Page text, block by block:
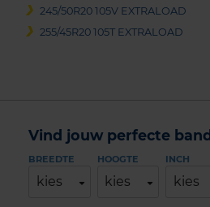
245/50R20 105V EXTRALOAD
255/45R20 105T EXTRALOAD
Vind jouw perfecte band
BREEDTE
kies
HOOGTE
kies
INCH
kies